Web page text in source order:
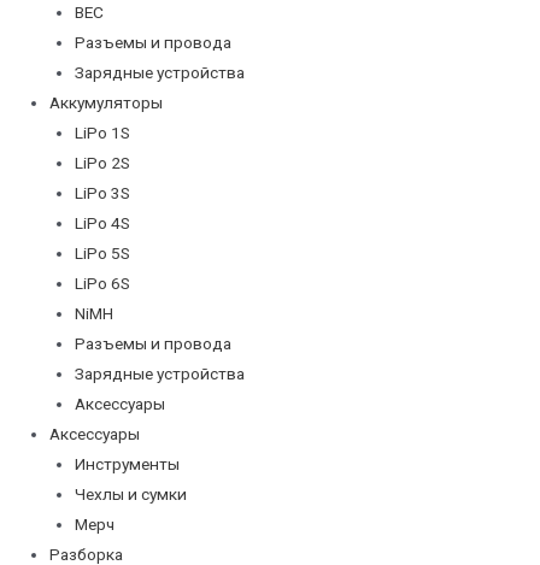
BEC
Разъемы и провода
Зарядные устройства
Аккумуляторы
LiPo 1S
LiPo 2S
LiPo 3S
LiPo 4S
LiPo 5S
LiPo 6S
NiMH
Разъемы и провода
Зарядные устройства
Аксессуары
Аксессуары
Инструменты
Чехлы и сумки
Мерч
Разборка